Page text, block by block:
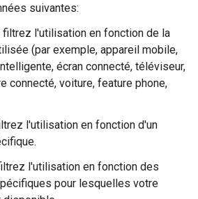
suivantes:
filtrez l'utilisation en fonction de la
(par exemple, appareil mobile,
écran connecté, téléviseur,
connecté, voiture, feature phone,
l'utilisation en fonction d'un
l'utilisation en fonction des
pour lesquelles votre